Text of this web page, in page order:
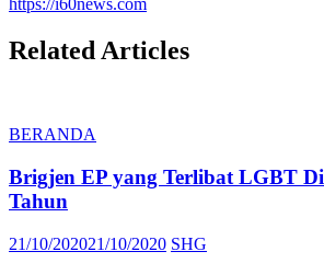
https://i60news.com
Related Articles
BERANDA
Brigjen EP yang Terlibat LGBT
Tahun
Posted
21/10/202021/10/2020 Author
SHG